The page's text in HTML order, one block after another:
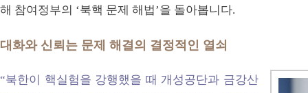
해 참여정부의 ‘북핵 문제 해법’을 돌아봅니다.
대화와 신뢰는 문제 해결의 결정적인 열쇠
“북한이 핵실험을 강행했을 때 개성공단과 금강산